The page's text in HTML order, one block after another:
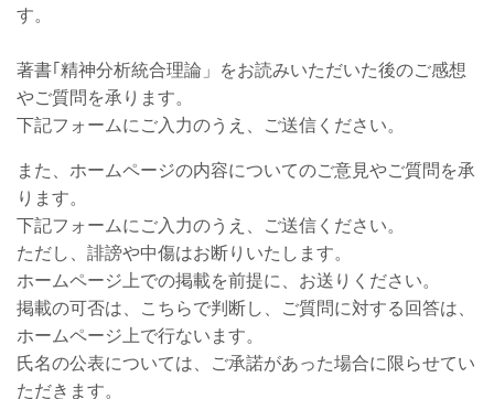
す。
著書｢精神分析統合理論」をお読みいただいた後のご感想
やご質問を承ります。
下記フォームにご入力のうえ、ご送信ください。
また、ホームページの内容についてのご意見やご質問を承
ります。
下記フォームにご入力のうえ、ご送信ください。
ただし、誹謗や中傷はお断りいたします。
ホームページ上での掲載を前提に、お送りください。
掲載の可否は、こちらで判断し、ご質問に対する回答は、
ホームページ上で行ないます。
氏名の公表については、ご承諾があった場合に限らせてい
ただきます。